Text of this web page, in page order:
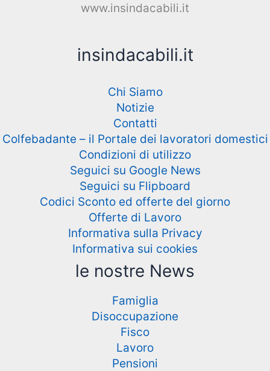
www.insindacabili.it
insindacabili.it
Chi Siamo
Notizie
Contatti
Colfebadante – il Portale dei lavoratori domestici
Condizioni di utilizzo
Seguici su Google News
Seguici su Flipboard
Codici Sconto ed offerte del giorno
Offerte di Lavoro
Informativa sulla Privacy
Informativa sui cookies
le nostre News
Famiglia
Disoccupazione
Fisco
Lavoro
Pensioni